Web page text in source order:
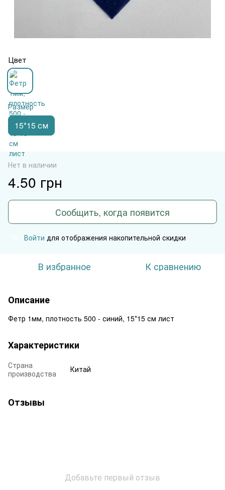
Цвет
Размер
15*15 см
Нет в наличии
4.50 грн
Сообщить, когда появится
Войти для отображения накопительной скидки
В избранное К сравнению
Описание
Фетр 1мм, плотность 500 - синий, 15*15 см лист
Характеристики
Страна
производства
Китай
Отзывы
Добавьте первый отзыв